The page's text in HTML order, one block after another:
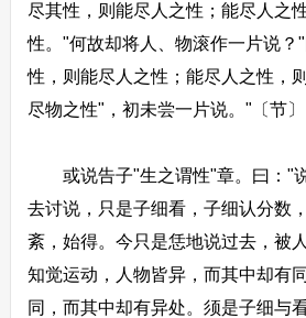
尽其性，则能尽人之性；能尽人之
性。"何故却将人、物滚作一片说？
性，则能尽人之性；能尽人之性，
尽物之性"，初未尝一片说。"〔节〕
或说告子"生之谓性"章。曰："
去讨说，只是子细看，子细认分数
紊，始得。今只是恁地说过去，被
知觉运动，人物皆异，而其中却有
同，而其中却有异处。须是子细与